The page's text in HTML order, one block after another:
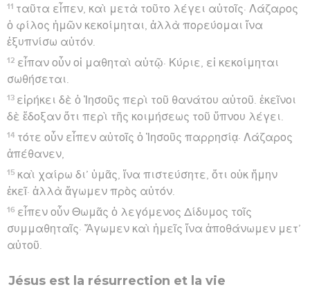
11 ταῦτα εἶπεν, καὶ μετὰ τοῦτο λέγει αὐτοῖς· Λάζαρος
ὁ φίλος ἡμῶν κεκοίμηται, ἀλλὰ πορεύομαι ἵνα
ἐξυπνίσω αὐτόν.
12 εἶπαν οὖν οἱ μαθηταὶ αὐτῷ· Κύριε, εἰ κεκοίμηται
σωθήσεται.
13 εἰρήκει δὲ ὁ Ἰησοῦς περὶ τοῦ θανάτου αὐτοῦ. ἐκεῖνοι
δὲ ἔδοξαν ὅτι περὶ τῆς κοιμήσεως τοῦ ὕπνου λέγει.
14 τότε οὖν εἶπεν αὐτοῖς ὁ Ἰησοῦς παρρησίᾳ· Λάζαρος
ἀπέθανεν,
15 καὶ χαίρω δι’ ὑμᾶς, ἵνα πιστεύσητε, ὅτι οὐκ ἤμην
ἐκεῖ· ἀλλὰ ἄγωμεν πρὸς αὐτόν.
16 εἶπεν οὖν Θωμᾶς ὁ λεγόμενος Δίδυμος τοῖς
συμμαθηταῖς· Ἄγωμεν καὶ ἡμεῖς ἵνα ἀποθάνωμεν μετ’
αὐτοῦ.
Jésus est la résurrection et la vie